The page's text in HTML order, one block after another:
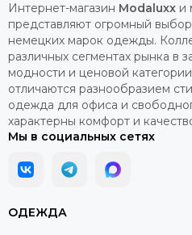
ОДЕЖДА
Интернет-магазин Modaluxx и
представляют огромный
немецких марок одежды.
различных сегментах рынка в
модности и ценовой
отличаются разнообразием
одежда для офиса и
характерны комфорт и
Мы в социальных сетях